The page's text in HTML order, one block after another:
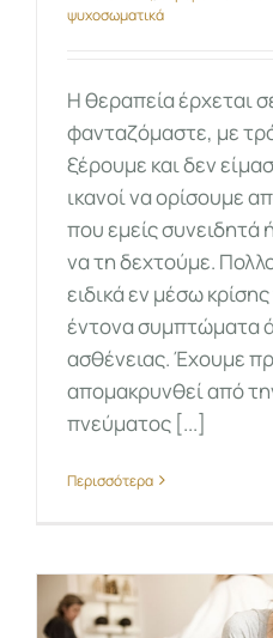
ψυχοσωματικά
Η θεραπεία έρχεται
φανταζόμαστε, με
ξέρουμε και δεν
ικανοί να ορίσουμε
που εμείς συνειδητά
να τη δεχτούμε.
ειδικά εν μέσω
έντονα συμπτώματα
ασθένειας. Έχουμε
απομακρυνθεί από
πνεύματος [...]
Περισσότερα